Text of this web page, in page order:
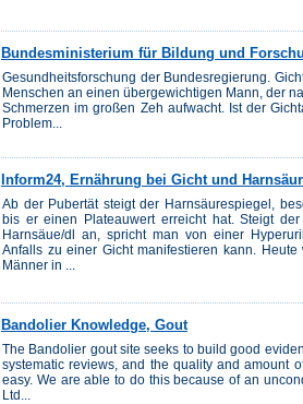
Bundesministerium für Bildung und
Gesundheitsforschung der Bundesregierung.
Menschen an einen übergewichtigen Mann, der
Schmerzen im großen Zeh aufwacht. Ist der
Problem...
Inform24, Ernährung bei Gicht und
Ab der Pubertät steigt der Harnsäurespiegel,
bis er einen Plateauwert erreicht hat. Steigt
Harnsäue/dl an, spricht man von einer
Anfalls zu einer Gicht manifestieren kann.
Männer in ...
Bandolier Knowledge, Gout
The Bandolier gout site seeks to build good
systematic reviews, and the quality and amount
easy. We are able to do this because of an
Ltd...